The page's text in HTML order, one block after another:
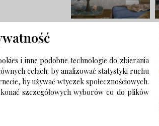
i inne podobne technologie do zbierania
celach: by analizować statystyki ruchu
by używać wtyczek społecznościowych.
szczegółowych wyborów co do plików